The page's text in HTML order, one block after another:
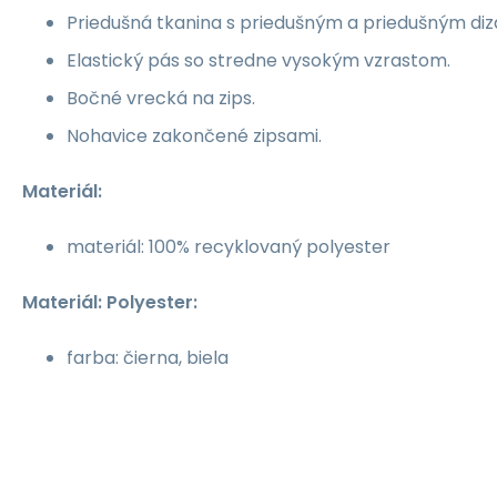
Priedušná tkanina s priedušným a priedušným
Elastický pás so stredne vysokým vzrastom.
Bočné vrecká na zips.
Nohavice zakončené zipsami.
Materiál:
materiál: 100% recyklovaný polyester
Materiál: Polyester:
farba: čierna, biela